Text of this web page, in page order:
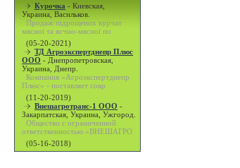
Курочка - Киевская,
Украина, Васильков.
Продаж підрощених курчат
мясної та яєчно-мясної по
(05-20-2021)
ТД Агроэкспертднепр Плюс
ООО - Днепропетровская,
Украина, Днепр.
Компания «Агроэкспертднепр
Плюс» - поставляет совр
(11-20-2019)
Внешагротранс-1 ООО -
Закарпатская, Украина, Ужгород.
Общество с ограниченной
ответственностью «ВНЕШАГРО
(05-16-2018)